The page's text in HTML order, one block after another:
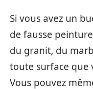
Si vous avez un
de fausse
du granit, du
toute surface que
Vous pouvez